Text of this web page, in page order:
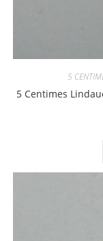
5
5 Centimes